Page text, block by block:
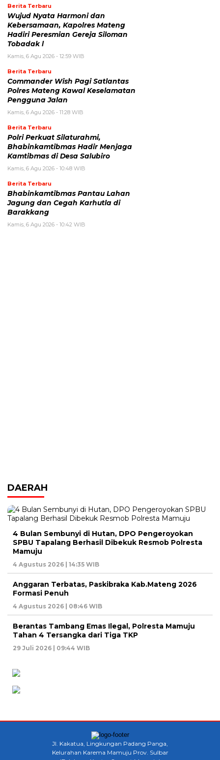
Berita Terbaru
Wujud Nyata Harmoni dan
Kebersamaan, Kapolres Mateng
Hadiri Peresmian Gereja Siloman
Tobadak l
Kamis, 6 Agu 2026 - 12:59 WIB
Berita Terbaru
Commander Wish Pagi Satlantas
Polres Mateng Kawal Keselamatan
Pengguna Jalan
Kamis, 6 Agu 2026 - 11:28 WIB
Berita Terbaru
Polri Perkuat Silaturahmi,
Bhabinkamtibmas Hadir Menjaga
Kamtibmas di Desa Salubiro
Kamis, 6 Agu 2026 - 10:48 WIB
Berita Terbaru
Bhabinkamtibmas Pantau Lahan
Jagung dan Cegah Karhutla di
Barakkang
Kamis, 6 Agu 2026 - 10:42 WIB
DAERAH
4 Bulan Sembunyi di Hutan, DPO Pengeroyokan
SPBU Tapalang Berhasil Dibekuk Resmob Polresta
Mamuju
4 Agustus 2026 | 14:35 WIB
Anggaran Terbatas, Paskibraka Kab.Mateng 2026
Formasi Penuh
4 Agustus 2026 | 08:46 WIB
Berantas Tambang Emas Ilegal, Polresta Mamuju
Tahan 4 Tersangka dari Tiga TKP
29 Juli 2026 | 09:44 WIB
Jl. Kakatua, Lingkungan Padang Panga,
Kelurahan Karema Mamuju Prov. Sulbar